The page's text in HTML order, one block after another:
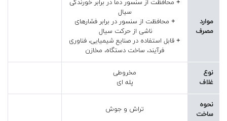
موارد
مصرف
+ محافظت از سنسور دما در برابر خورندگی
سیال
+ محافظت از سنسور در برابر فشارهای
ناشی از حرکت سیال
+ قابل استفاده در صنایع شیمیایی، فناوری
فرآیند، ساخت دستگاه، مخازن
نوع
غلاف
مخروطی
پله ای
نحوه
ساخت
تراش و جوش